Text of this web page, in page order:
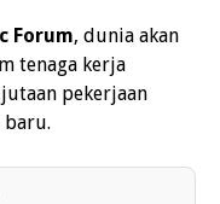
Forum, dunia akan
tenaga kerja
pekerjaan
baru.